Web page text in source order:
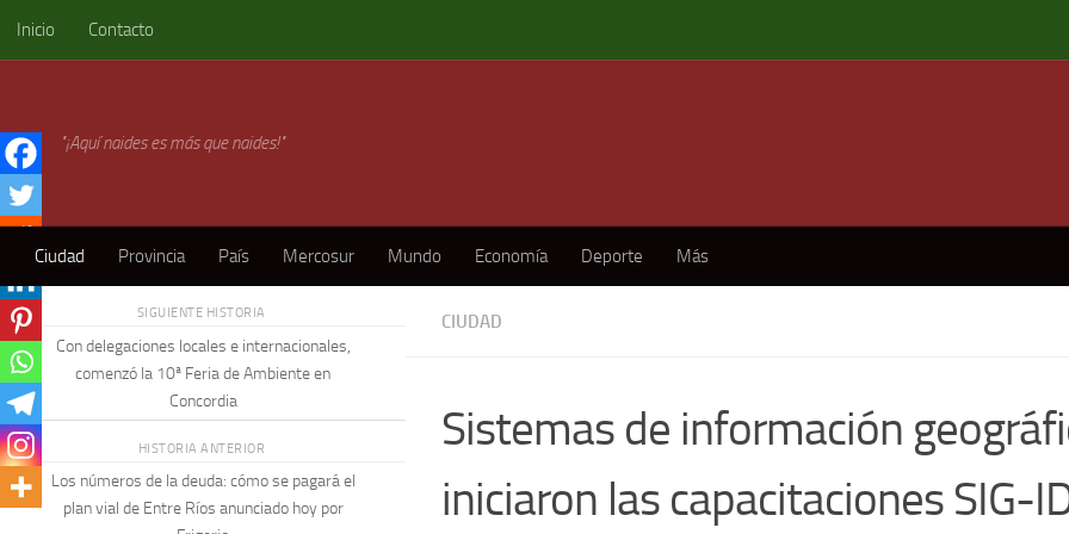
Skip to content
Inicio Contacto
"¡Aquí naides es más que naides!"
Ciudad Provincia País Mercosur Mundo Economía Deporte Más
CIUDAD
Sistemas de información
iniciaron las capacitaciones SIG-
SIGUIENTE HISTORIA
Con delegaciones locales e internacionales,
comenzó la 10ª Feria de Ambiente en
Concordia
HISTORIA ANTERIOR
Los números de la deuda: cómo se pagará el
plan vial de Entre Ríos anunciado hoy por